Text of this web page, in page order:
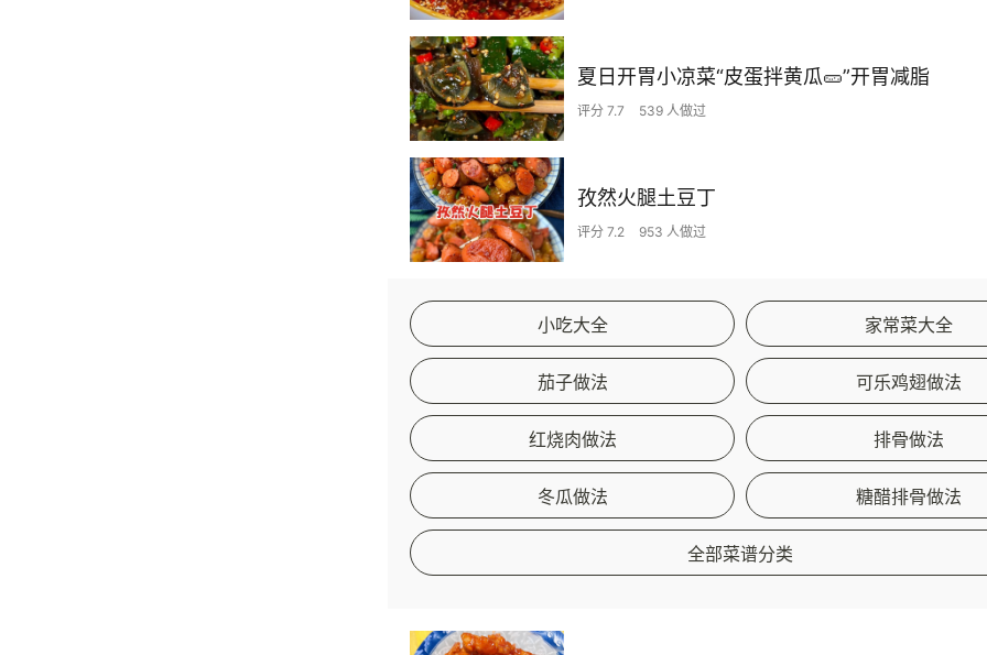
夏日开胃小凉菜“皮蛋拌黄瓜🥒”开胃减脂
评分 7.7 539 人做过
孜然火腿土豆丁
评分 7.2 953 人做过
小吃大全 家常菜大全
茄子做法 可乐鸡翅做法
红烧肉做法 排骨做法
冬瓜做法 糖醋排骨做法
全部菜谱分类